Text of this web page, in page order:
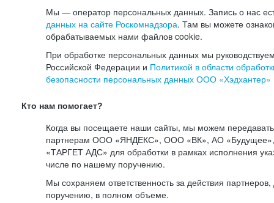
Мы — оператор персональных данных. Запись о нас
данных на сайте Роскомнадзора. Там вы можете
обрабатываемых нами файлов cookie.
При обработке персональных данных мы
Российской Федерации и Политикой в области
безопасности персональных данных ООО «Хэдхантер»
Кто нам помогает?
Когда вы посещаете наши сайты, мы можем
партнерам ООО «ЯНДЕКС», ООО «ВК», АО
«ТАРГЕТ АДС» для обработки в рамках исполнения
числе по нашему поручению.
Мы сохраняем ответственность за действия
поручению, в полном объеме.